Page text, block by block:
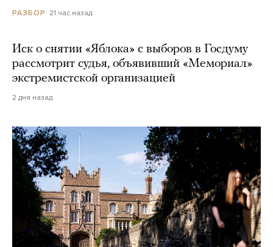
РАЗБОР 21 час назад
Иск о снятии «Яблока» с выборов в Госдуму
рассмотрит судья, объявивший «Мемориал»
экстремистской организацией
2 дня назад